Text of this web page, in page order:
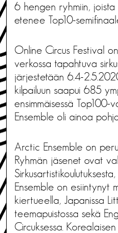
6 hengen ryhmiin, joista
etenee Top10-
Online Circus Festival
verkossa tapahtuva
järjestetään 6.4-
kilpailuun saapui 685
ensimmäisessä Top100-
Ensemble oli ainoa
Arctic Ensemble on
Ryhmän jäsenet ovat
Ensemble on esiintynyt
kiertueella, Japanissa
teemapuistossa sekä
Circuksessa.